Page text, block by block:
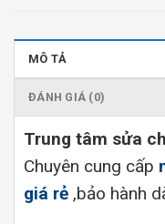
MÔ TẢ
ĐÁNH GIÁ (0)
Trung tâm sửa
Chuyên cung cấp
giá rẻ ,bảo hành